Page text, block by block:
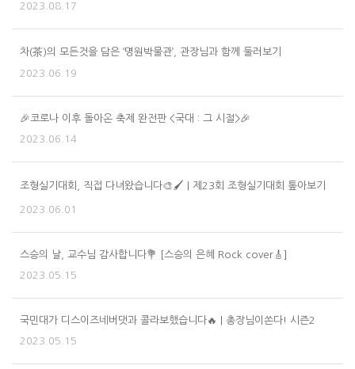
2023.08.17
차(茶)의 모든것을 담은 ‘명원박물관’, 관장님과 함께 둘러보기
2023.06.19
🎉코로나 이후 돌아온 축제 완전판 <국대 : 그 시절>🎉
2023.06.14
조형실기대회, 직접 다녀왔습니다🎨🖌 | 제23회 조형실기대회 톺아보기
2023.06.01
스승의 날, 교수님 감사합니다💐 [스승의 은혜 Rock cover🎸]
2023.05.15
국민대가 디스이즈네버댓과 콜라보했습니다🔥 | 총장님이쏜다! 시즌2
2023.05.15